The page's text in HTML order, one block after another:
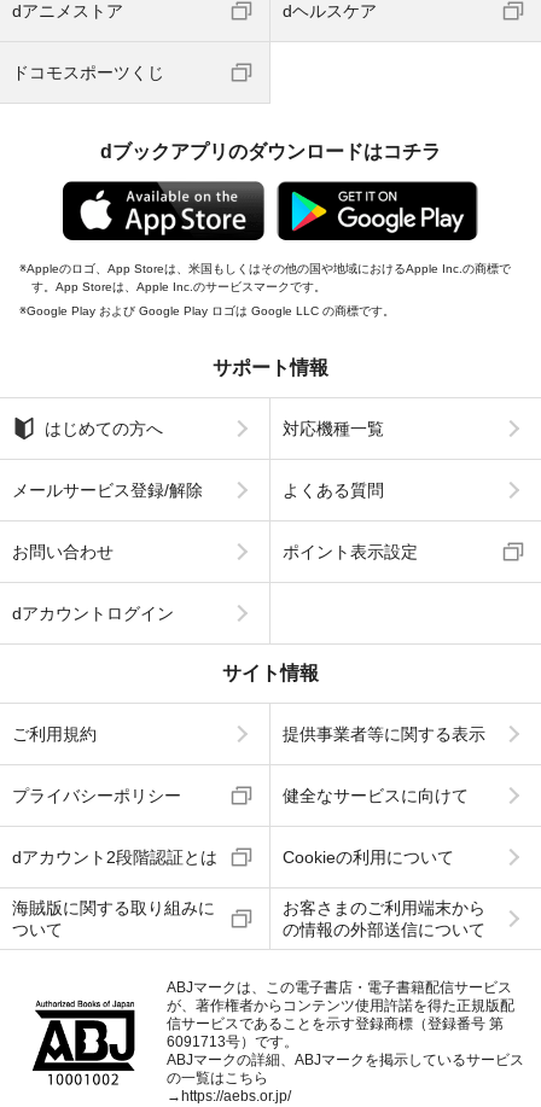
dアニメストア dヘルスケア
ドコモスポーツくじ
dブックアプリのダウンロードはコチラ
Appleのロゴ、App Storeは、米国もしくはその他の国や地域におけるApple Inc.の商標で
す。App Storeは、Apple Inc.のサービスマークです。
Google Play および Google Play ロゴは Google LLC の商標です。
サポート情報
はじめての方へ 対応機種一覧
メールサービス登録/解除 よくある質問
お問い合わせ ポイント表示設定
dアカウントログイン
サイト情報
ご利用規約 提供事業者等に関する表示
プライバシーポリシー 健全なサービスに向けて
dアカウント2段階認証とは Cookieの利用について
海賊版に関する取り組みに
ついて
お客さまのご利用端末から
の情報の外部送信について
ABJマークは、この電子書店・電子書籍配信サービス
が、著作権者からコンテンツ使用許諾を得た正規版配
信サービスであることを示す登録商標（登録番号 第
6091713号）です。
ABJマークの詳細、ABJマークを掲示しているサービス
の一覧はこちら
→ https://aebs.or.jp/